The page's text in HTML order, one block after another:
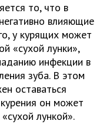
то, что в
влияющие
у курящих может
«сухой лунки»,
инфекции в
зуба. В этом
оставаться
он может
лункой».